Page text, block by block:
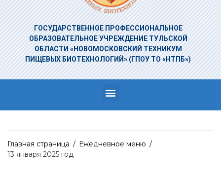
ГОСУДАРСТВЕННОЕ ПРОФЕССИОНАЛЬНОЕ
ОБРАЗОВАТЕЛЬНОЕ УЧРЕЖДЕНИЕТУЛЬСКОЙ
ОБЛАСТИ «НОВОМОСКОВСКИЙ ТЕХНИКУМ
ПИЩЕВЫХ БИОТЕХНОЛОГИЙ» (ГПОУ ТО «НТПБ»)
Главная страница / Ежедневное меню /
13 января 2025 год